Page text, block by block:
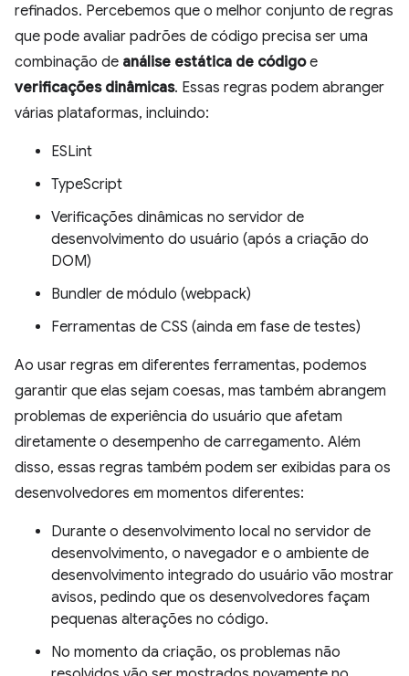
refinados. Percebemos que o melhor conjunto de regras
que pode avaliar padrões de código precisa ser uma
combinação de análise estática de códigoe
verificações dinâmicas. Essas regras podem abranger
várias plataformas, incluindo:
ESLint
TypeScript
Verificações dinâmicas no servidor de
desenvolvimento do usuário (após a criação do
DOM)
Bundler de módulo (webpack)
Ferramentas de CSS (ainda em fase de testes)
Ao usar regras em diferentes ferramentas, podemos
garantir que elas sejam coesas, mas também abrangem
problemas de experiência do usuário que afetam
diretamente o desempenho de carregamento. Além
disso, essas regras também podem ser exibidas para os
desenvolvedores em momentos diferentes:
Durante o desenvolvimento local no servidor de
desenvolvimento, o navegador e o ambiente de
desenvolvimento integrado do usuário vão mostrar
avisos, pedindo que os desenvolvedores façam
pequenas alterações no código.
No momento da criação, os problemas não